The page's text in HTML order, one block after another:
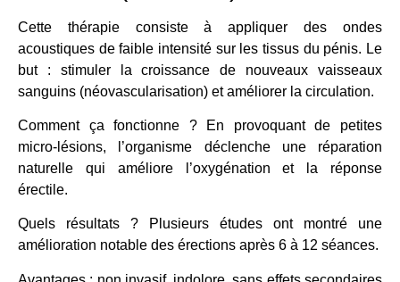
Cette thérapie consiste à appliquer des ondes
acoustiques de faible intensité sur les tissus du pénis. Le
but : stimuler la croissance de nouveaux vaisseaux
sanguins (néovascularisation) et améliorer la circulation.
Comment ça fonctionne ? En provoquant de petites
micro-lésions, l’organisme déclenche une réparation
naturelle qui améliore l’oxygénation et la réponse
érectile.
Quels résultats ? Plusieurs études ont montré une
amélioration notable des érections après 6 à 12 séances.